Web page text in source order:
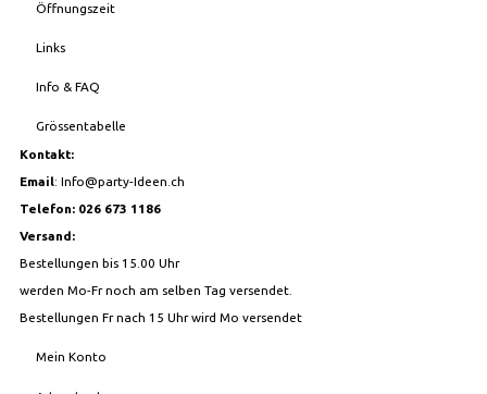
Öffnungszeit
Links
Info & FAQ
Grössentabelle
Kontakt:
Email: Info@party-Ideen.ch
Telefon: 026 673 1186
Versand:
Bestellungen bis 15.00 Uhr
werden Mo-Fr noch am selben Tag versendet.
Bestellungen Fr nach 15 Uhr wird Mo versendet
Mein Konto